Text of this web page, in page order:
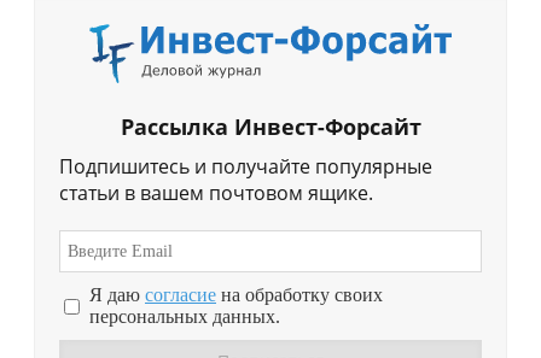
Рассылка Инвест-Форсайт
Подпишитесь и получайте популярные
статьи в вашем почтовом ящике.
Я даю согласие на обработку своих
персональных данных.